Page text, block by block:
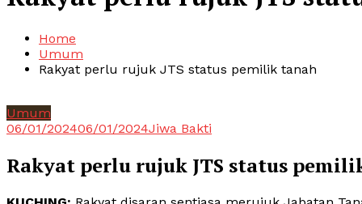
Home
Umum
Rakyat perlu rujuk JTS status pemilik tanah
Umum
06/01/202406/01/2024Jiwa Bakti
Rakyat perlu rujuk JTS status